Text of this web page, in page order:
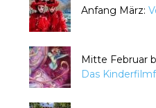
Anfang März:
Mitte Februar
Das